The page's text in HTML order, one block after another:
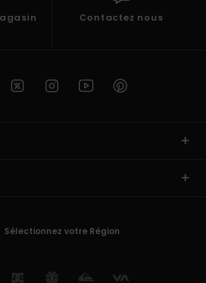
Contactez nous
Sélectionnez votre Région